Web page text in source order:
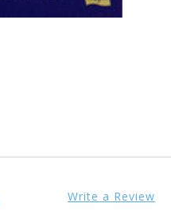
Write a Review